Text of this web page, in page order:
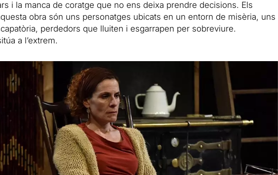
i la manca de coratge que no ens deixa prendre decisions. Els
obra són uns personatges ubicats en un entorn de misèria, uns
perdedors que lluiten i esgarrapen per sobreviure.
a l’extrem.